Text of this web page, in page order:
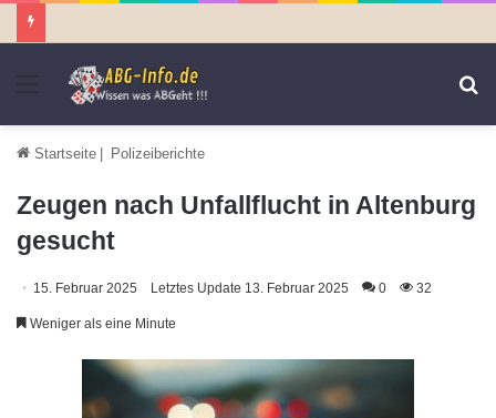
Menü
Startseite | Polizeiberichte
Zeugen nach Unfallflucht in Altenburg
gesucht
15. Februar 2025 Letztes Update 13. Februar 2025 0 32
Weniger als eine Minute